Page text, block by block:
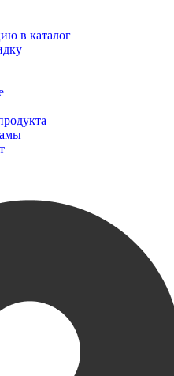
в каталог